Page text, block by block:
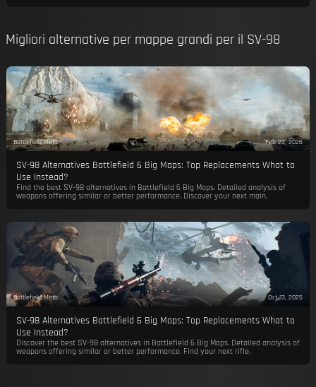
Migliori alternative per mappe grandi per il SV-98
Battlefield Meta Feb 23, 2026
SV-98 Alternatives Battlefield 6 Big Maps: Top Replacements What to
Use Instead?
Find the best SV-98 alternatives in Battlefield 6 Big Maps. Detailed analysis of
weapons offering similar or better performance. Discover your next main.
Battlefield Meta Oct 13, 2025
SV-98 Alternatives Battlefield 6 Big Maps: Top Replacements What to
Use Instead?
Discover the best SV-98 alternatives in Battlefield 6 Big Maps. Detailed analysis of
weapons offering similar or better performance. Find your next rifle.